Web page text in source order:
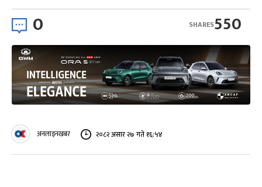
0 550
SHARES
अनलाइनखबर २०८२ असार २७ गते १६:५४